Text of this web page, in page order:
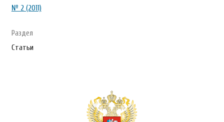
№ 2 (2011)
Раздел
Статьи